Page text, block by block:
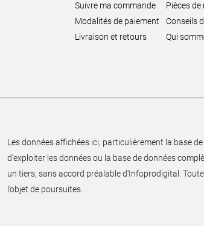
Suivre ma commande
Modalités de paiement
Livraison et retours
Pièces de
Conseils
Qui
Les données affichées ici, particulièrement la base
d’exploiter les données ou la base de données
un tiers, sans accord préalable d'Infoprodigital.
l’objet de poursuites.